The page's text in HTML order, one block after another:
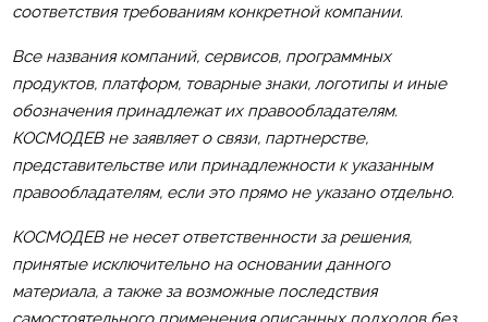
соответствия требованиям конкретной компании.
Все названия компаний, сервисов, программных
продуктов, платформ, товарные знаки, логотипы и иные
обозначения принадлежат их правообладателям.
КОСМОДЕВ не заявляет о связи, партнерстве,
представительстве или принадлежности к указанным
правообладателям, если это прямо не указано отдельно.
КОСМОДЕВ не несет ответственности за решения,
принятые исключительно на основании данного
материала, а также за возможные последствия